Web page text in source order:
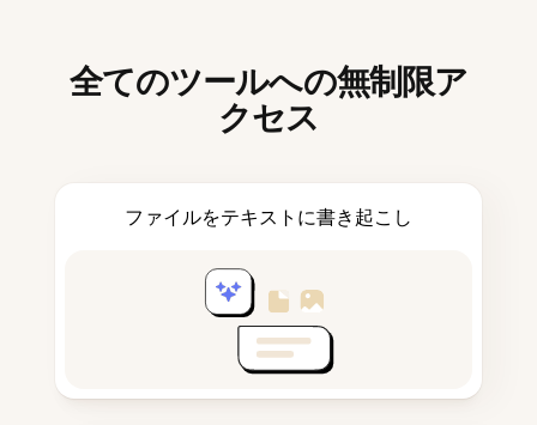
全てのツールへの無制限ア
クセス
ファイルをテキストに書き起こし